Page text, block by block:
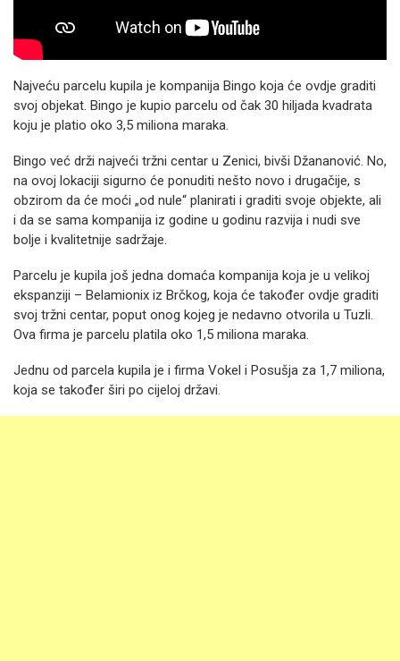
Najveću parcelu kupila je kompanija Bingo koja će ovdje graditi
svoj objekat. Bingo je kupio parcelu od čak 30 hiljada kvadrata
koju je platio oko 3,5 miliona maraka.
Bingo već drži najveći tržni centar u Zenici, bivši Džananović. No,
na ovoj lokaciji sigurno će ponuditi nešto novo i drugačije, s
obzirom da će moći „od nule“ planirati i graditi svoje objekte, ali
i da se sama kompanija iz godine u godinu razvija i nudi sve
bolje i kvalitetnije sadržaje.
Parcelu je kupila još jedna domaća kompanija koja je u velikoj
ekspanziji – Belamionix iz Brčkog, koja će također ovdje graditi
svoj tržni centar, poput onog kojeg je nedavno otvorila u Tuzli.
Ova firma je parcelu platila oko 1,5 miliona maraka.
Jednu od parcela kupila je i firma Vokel i Posušja za 1,7 miliona,
koja se također širi po cijeloj državi.